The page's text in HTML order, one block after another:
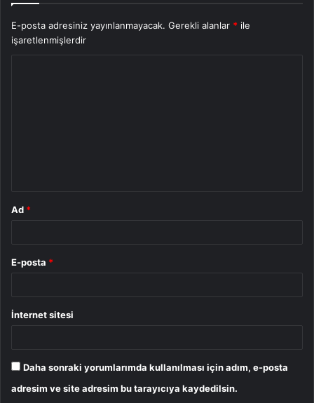
E-posta adresiniz yayınlanmayacak. Gerekli alanlar * ile
işaretlenmişlerdir
Ad *
E-posta *
İnternet sitesi
Daha sonraki yorumlarımda kullanılması için adım, e-posta
adresim ve site adresim bu tarayıcıya kaydedilsin.